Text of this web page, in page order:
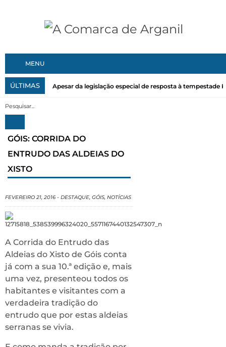
MENU
ÚLTIMAS Apesar da legislação especial de resposta à tempestade
GÓIS: CORRIDA DO
ENTRUDO DAS ALDEIAS DO
XISTO
FEVEREIRO 21, 2016 - DESTAQUE, GÓIS, NOTÍCIAS
A Corrida do Entrudo das
Aldeias do Xisto de Góis conta
já com a sua 10.ª edição e, mais
uma vez, presenteou todos os
habitantes e visitantes com a
verdadeira tradição do
entrudo que por estas aldeias
serranas se vivia.